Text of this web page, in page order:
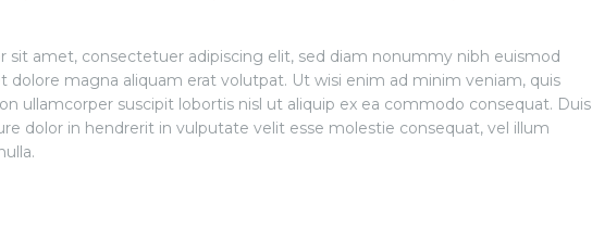
sit amet, consectetuer adipiscing elit, sed diam nonummy nibh euismod
dolore magna aliquam erat volutpat. Ut wisi enim ad minim veniam, quis
ullamcorper suscipit lobortis nisl ut aliquip ex ea commodo consequat. Duis
dolor in hendrerit in vulputate velit esse molestie consequat, vel illum